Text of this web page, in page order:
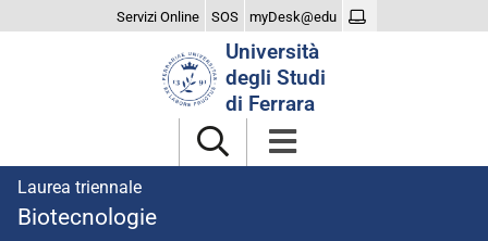
Servizi Online SOS myDesk@edu
Università
degli Studi
di Ferrara
Laurea triennale
Biotecnologie